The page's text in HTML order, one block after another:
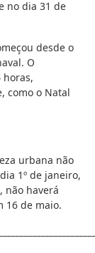
no dia 31 de
desde o
O
como o Natal
urbana não
1º de janeiro,
não haverá
16 de maio.